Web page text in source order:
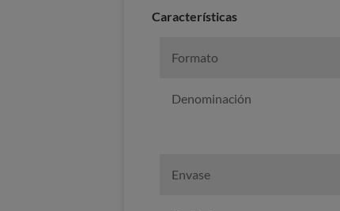
Caracterí­sticas
Formato
Denominación
Envase